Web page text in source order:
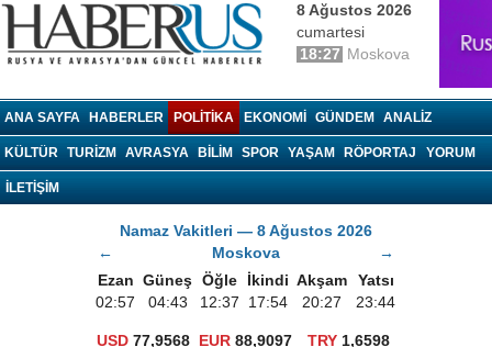
8 Ağustos 2026
cumartesi
18:27 Moskova
ANA SAYFA HABERLER POLITIKA EKONOMI GÜNDEM ANALIZ
KÜLTÜR TURIZM AVRASYA BILIM SPOR YAŞAM RÖPORTAJ YORUM
İLETİŞİM
Namaz Vakitleri — 8 Ağustos 2026
←
Moskova
→
Ezan Güneş Öğle İkindi Akşam
Yatsı
02:57
04:43 12:37 17:54 20:27 23:44
USD 77,9568 EUR 88,9097 TRY1,6598